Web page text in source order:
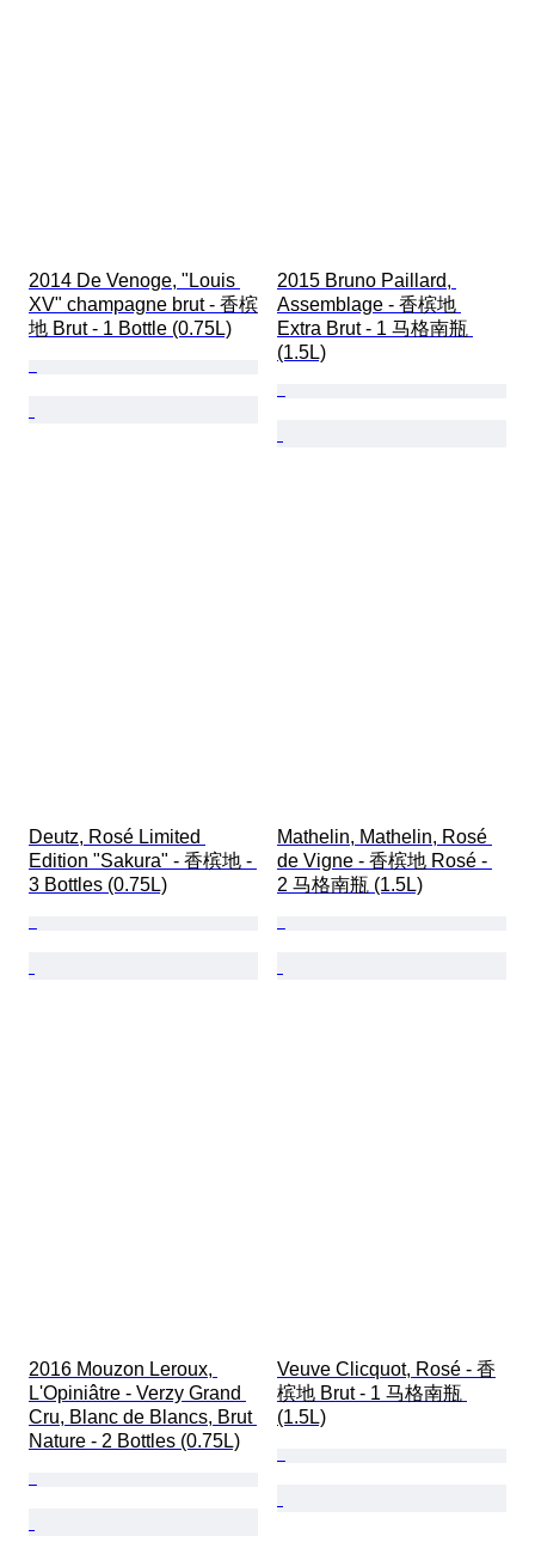
2014 De Venoge, "Louis
XV" champagne brut - 香槟
地 Brut - 1 Bottle (0.75L)
2015 Bruno Paillard,
Assemblage - 香槟地
Extra Brut - 1 马格南瓶
(1.5L)
Deutz, Rosé Limited
Edition "Sakura" - 香槟地 -
3 Bottles (0.75L)
Mathelin, Mathelin, Rosé
de Vigne - 香槟地 Rosé -
2 马格南瓶 (1.5L)
2016 Mouzon Leroux,
L'Opiniâtre - Verzy Grand
Cru, Blanc de Blancs, Brut
Nature - 2 Bottles (0.75L)
Veuve Clicquot, Rosé - 香
槟地 Brut - 1 马格南瓶
(1.5L)